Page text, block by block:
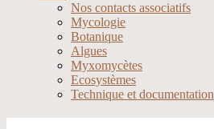
Nos contacts associatifs
Mycologie
Botanique
Algues
Myxomycètes
Ecosystèmes
Technique et documentation